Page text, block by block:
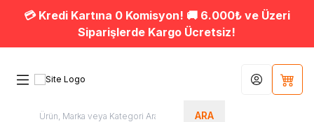
💳 Kredi Kartına 0 Komisyon! 🚚 6.000₺ ve Üzeri
Siparişlerde Kargo Ücretsiz!
ARA
Hesabım